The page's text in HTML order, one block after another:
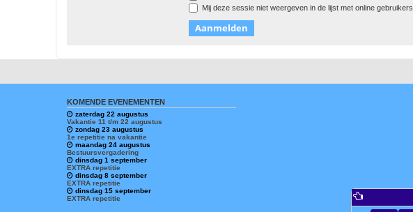
Mij deze sessie niet weergeven in de lijst met online gebruikers
KOMENDE EVENEMENTEN
zaterdag 22 augustus
Vakantie 11 t/m 22 augustus
zondag 23 augustus
1e repetitie na vakantie
maandag 24 augustus
Bestuursvergadering
dinsdag 1 september
EXTRA repetitie
dinsdag 8 september
EXTRA repetitie
dinsdag 15 september
EXTRA repetitie